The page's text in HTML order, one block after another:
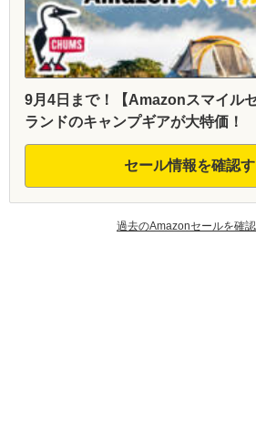
9月4日まで！【Amazonスマイル
ランドのキャンプギアが大特価！
セール情報を確認す
過去のAmazonセールを確